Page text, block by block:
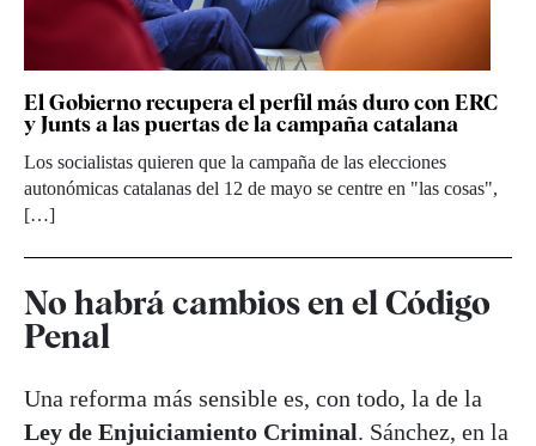
El Gobierno recupera el perfil más duro con ERC
y Junts a las puertas de la campaña catalana
Los socialistas quieren que la campaña de las elecciones
autonómicas catalanas del 12 de mayo se centre en "las cosas",
[…]
No habrá cambios en el Código
Penal
Una reforma más sensible es, con todo, la de la
Ley de Enjuiciamiento Criminal. Sánchez, en la